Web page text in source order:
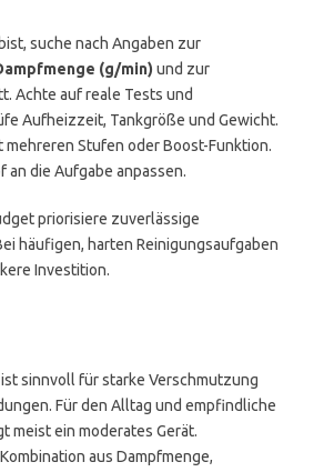
suche nach Angaben zur
(g/min) und zur
Achte auf reale Tests und
Aufheizzeit, Tankgröße und Gewicht.
mehreren Stufen oder Boost-Funktion.
an die Aufgabe anpassen.
priorisiere zuverlässige
häufigen, harten Reinigungsaufgaben
Investition.
sinnvoll für starke Verschmutzung
Für den Alltag und empfindliche
meist ein moderates Gerät.
aus Dampfmenge,